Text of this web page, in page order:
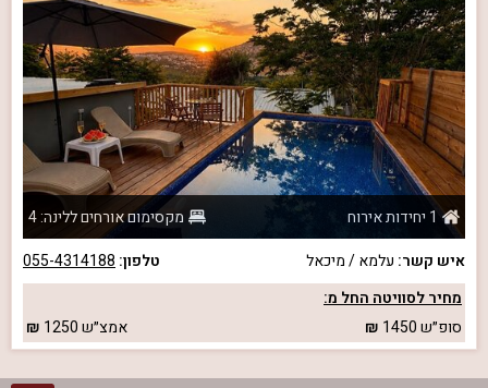
1 יחידות אירוח
מקסימום אורחים ללינה: 4
איש קשר: עלמא / מיכאל טלפון: 055-4314188
מחיר לסוויטה החל מ:
סופ״ש1450 אמצ״ש1250